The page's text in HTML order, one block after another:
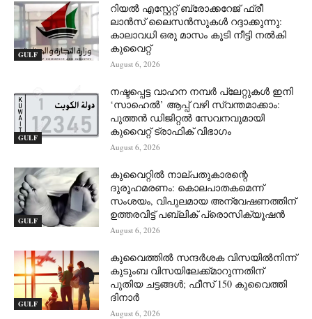
GULF
റിയൽ എസ്റ്റേറ്റ് ബ്രോക്കറേജ് ഫ്രീ
ലാൻസ് ലൈസൻസുകൾ റദ്ദാക്കുന്നു:
കാലാവധി ഒരു മാസം കൂടി നീട്ടി നൽകി
കുവൈറ്റ്
August 6, 2026
GULF
നഷ്ടപ്പെട്ട വാഹന നമ്പർ പ്ലേറ്റുകൾ ഇനി
‘സാഹെൽ’ ആപ്പ് വഴി സ്വന്തമാക്കാം:
പുത്തൻ ഡിജിറ്റൽ സേവനവുമായി
കുവൈറ്റ് ട്രാഫിക് വിഭാഗം
August 6, 2026
GULF
കുവൈറ്റിൽ നാല്പതുകാരന്റെ
ദുരൂഹമരണം: കൊലപാതകമെന്ന്
സംശയം, വിപുലമായ അന്വേഷണത്തിന്
ഉത്തരവിട്ട് പബ്ലിക് പ്രൊസിക്യൂഷൻ
August 6, 2026
GULF
കുവൈത്തിൽ സന്ദർശക വിസയിൽനിന്ന്
കുടുംബ വിസയിലേക്ക്മാറുന്നതിന്
പുതിയ ചട്ടങ്ങൾ; ഫീസ് 150 കുവൈത്തി
ദിനാർ
August 6, 2026